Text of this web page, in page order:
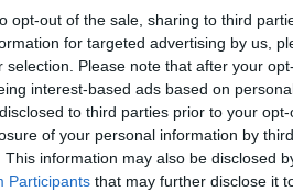
opt-out of the sale, sharing to third
for targeted advertising by us,
selection. Please note that after your
interest-based ads based on
to third parties prior to your
of your personal information by
This information may also be disclosed
Participants that may further disclose it
2010-08-20 16:23
att anpassa barnantalet på kalaset?